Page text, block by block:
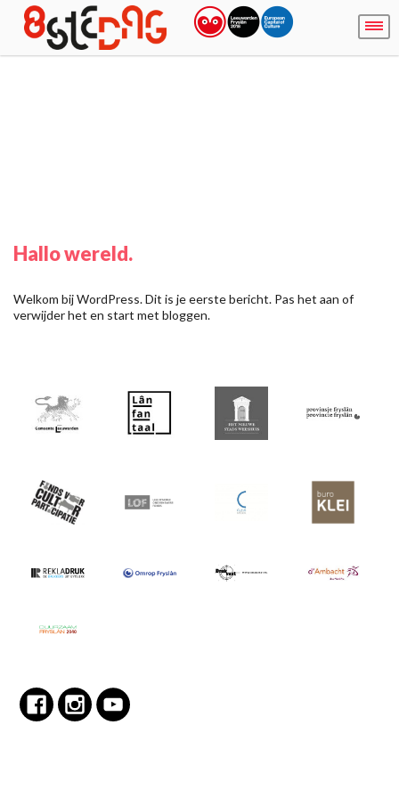
Hallo wereld.
Welkom bij WordPress. Dit is je eerste bericht. Pas het aan of
verwijder het en start met bloggen.